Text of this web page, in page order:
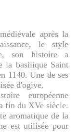
après la
le style
son histoire a
la basilique Saint
1140. Une de ses
d'ogive.
européenne
fin du XVe siècle.
aromatique de la
est utilisée pour